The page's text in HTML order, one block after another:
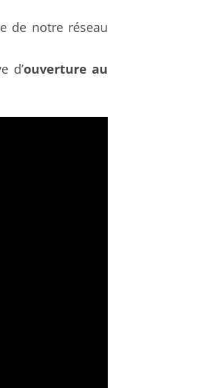
de notre réseau
d’ouverture au